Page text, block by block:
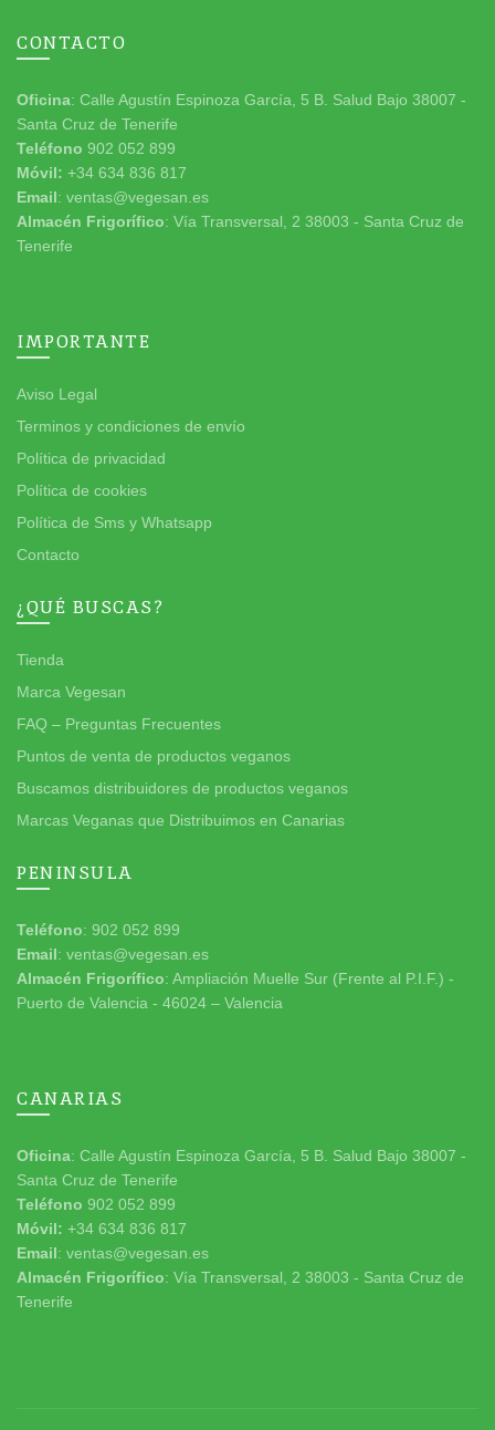
CONTACTO
Oficina: Calle Agustín Espinoza García, 5 B. Salud Bajo 38007 -
Santa Cruz de Tenerife
Teléfono 902 052 899
Móvil: +34 634 836 817
Email: ventas@vegesan.es
Almacén Frigorífico: Vía Transversal, 2 38003 - Santa Cruz de
Tenerife
IMPORTANTE
Aviso Legal
Terminos y condiciones de envío
Política de privacidad
Política de cookies
Política de Sms y Whatsapp
Contacto
¿QUÉ BUSCAS?
Tienda
Marca Vegesan
FAQ – Preguntas Frecuentes
Puntos de venta de productos veganos
Buscamos distribuidores de productos veganos
Marcas Veganas que Distribuimos en Canarias
PENINSULA
Teléfono: 902 052 899
Email: ventas@vegesan.es
Almacén Frigorífico: Ampliación Muelle Sur (Frente al P.I.F.) -
Puerto de Valencia - 46024 – Valencia
CANARIAS
Oficina: Calle Agustín Espinoza García, 5 B. Salud Bajo 38007 -
Santa Cruz de Tenerife
Teléfono 902 052 899
Móvil: +34 634 836 817
Email: ventas@vegesan.es
Almacén Frigorífico: Vía Transversal, 2 38003 - Santa Cruz de
Tenerife